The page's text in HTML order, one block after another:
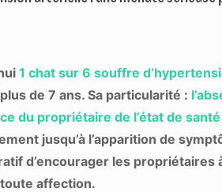
1 chat sur 6 souffre
de 7 ans. Sa particularité :
du propriétaire de l’état de
jusqu’à l’apparition de
d’encourager les propriétaires
affection.